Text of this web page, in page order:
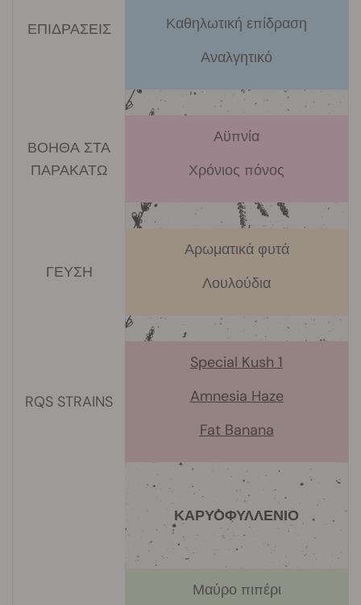
ΕΠΙΔΡΑΣΕΙΣ
Καθηλωτική επίδραση
Αναλγητικό
ΒΟΗΘΑ ΣΤΑ
ΠΑΡΑΚΑΤΩ
Αϋπνία
Χρόνιος πόνος
ΓΕΥΣΗ
Αρωματικά φυτά
Λουλούδια
RQS STRAINS
Special Kush 1
Amnesia Haze
Fat Banana
ΚΑΡΥΟΦΥΛΛΕΝΙΟ
Μαύρο πιπέρι